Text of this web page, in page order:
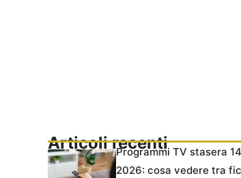
Articoli recentiProgrammi TV stasera
2026: cosa vedere tra